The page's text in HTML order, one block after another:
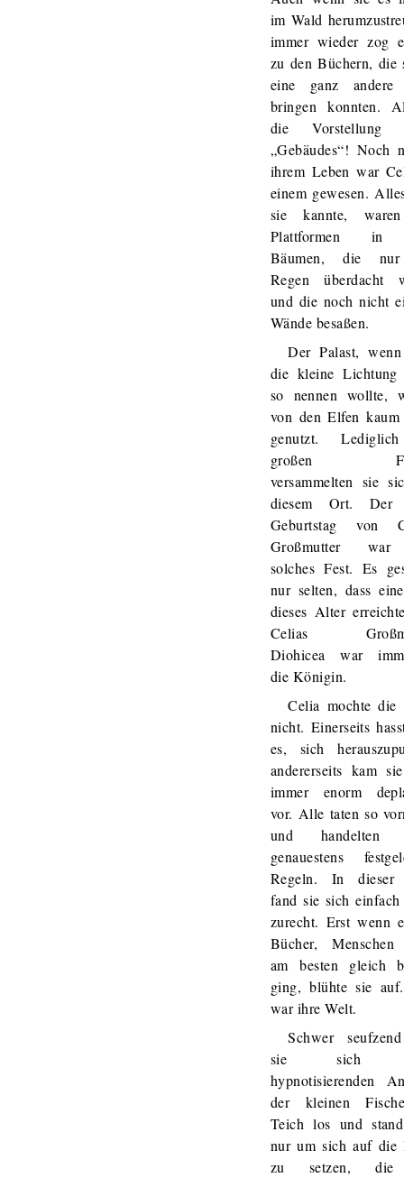
im Wald
immer wieder zog
zu den Büchern, die
eine ganz andere
bringen konnten.
die Vorstellung
„Gebäudes“! Noch
ihrem Leben war
einem gewesen.
sie kannte,
Plattformen in
Bäumen, die
Regen überdacht
und die noch nicht
Wände besaßen.
Der Palast,
die kleine Lichtung
so nennen wollte,
von den Elfen kaum
genutzt.
großen
versammelten sie
diesem Ort. Der
Geburtstag von
Großmutter
solches Fest. Es
nur selten, dass
dieses Alter
Celias
Diohicea war
die Königin.
Celia mochte die
nicht. Einerseits
es, sich
andererseits kam
immer enorm
vor. Alle taten so
und handelten
genauestens
Regeln. In dieser
fand sie sich
zurecht. Erst wenn
Bücher,
am besten gleich
ging, blühte sie
war ihre Welt.
Schwer
sie sich
hypnotisierenden
der kleinen
Teich los und
nur um sich auf die
zu setzen,